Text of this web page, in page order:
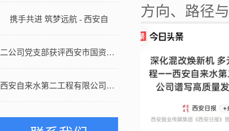
携手共进 筑梦远航 - 西安自
二公司党支部获评西安市国资系统
西安自来水第二工程有限公司顺利
方向、路径